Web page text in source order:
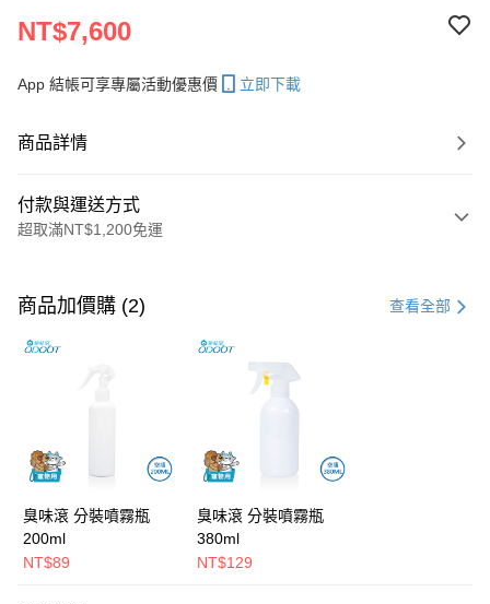
NT$7,600
App 結帳可享專屬活動優惠價 立即下載
商品詳情
付款與運送方式
超取滿NT$1,200免運
信用卡一次付款
信用卡分期付款
第一商業銀行
上海商業儲蓄銀行
台北富邦商業銀行
國泰世華商業銀行
兆豐國際商業銀行
臺灣中小企業銀行
台中商業銀行
匯豐（台灣）商業銀行
華泰商業銀行
元大商業銀行
LINE Pay
街口支付
商品加價購 (2) 查看全部
臭味滾 分裝噴霧瓶
200ml
NT$89
臭味滾 分裝噴霧瓶
380ml
NT$129